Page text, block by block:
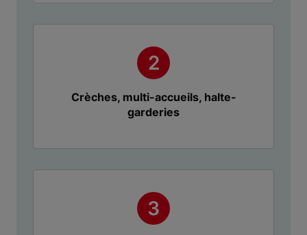
Crèches, multi-accueils, halte-
garderies